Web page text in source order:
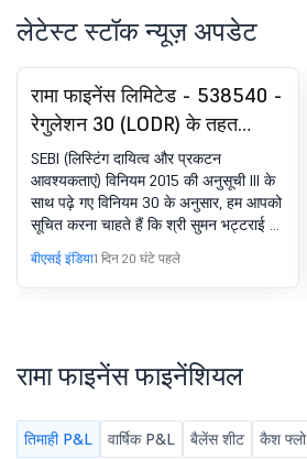
लेटेस्ट स्टॉक न्यूज़ अपडेट
रामा फाइनेंस लिमिटेड - 538540 -
रेगुलेशन 30 (LODR) के तहत
घोषणा - चीफ फाइनेंशियल ऑफिसर
(CFO) का इस्तीफा
SEBI (लिस्टिंग दायित्व और प्रकटन
आवश्यकताएं) विनियम 2015 की अनुसूची III के
साथ पढ़े गए विनियम 30 के अनुसार, हम आपको
सूचित करना चाहते हैं कि श्री सुमन भट्टराई ने
कंपनी के मुख्य फाइनेंशियल अधिकारी (सीएफओ)
और प्रमुख प्रबंधकीय कर्मियों के पद से इस्तीफा
दे दिया है, जिसकी प्रभावी तिथि है. 07 अगस्त,
अनुलग्नक - A के रूप में संलग्न की गई है.
बीएसई इंडिया1 दिन 20 घंटे पहले
रामा फाइनेंस फाइनेंशियल
तिमाही P&L वार्षिक P&L बैलेंस शीट कैश फ्लो